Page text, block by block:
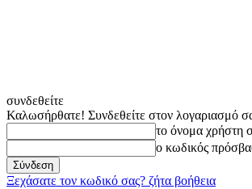
συνδεθείτε
Καλωσήρθατε! Συνδεθείτε στον λογαριασμό
το όνομα χρήστη
ο κωδικός
Ξεχάσατε τον κωδικό σας? ζήτα βοήθεια